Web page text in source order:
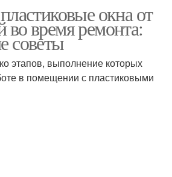
окна от
во время ремонта:
советы
этапов, выполнение которых
в помещении с пластиковыми